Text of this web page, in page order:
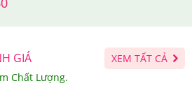
GIÁ
Chất Lượng.
XEM TẤT CẢ